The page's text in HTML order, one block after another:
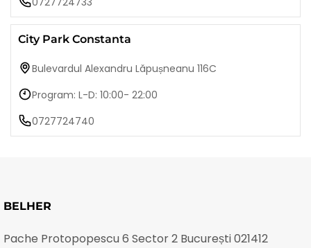
City Park Constanta
Bulevardul Alexandru Lăpușneanu 116C
Program: L-D: 10:00- 22:00
0727724740
BELHER
Pache Protopopescu 6 Sector 2 București 021412